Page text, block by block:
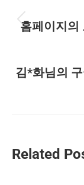
홈페이지의
김*화님의
Related